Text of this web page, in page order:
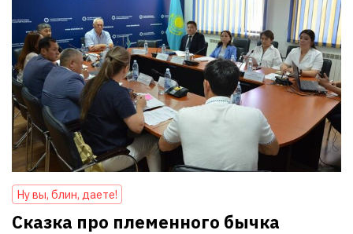
Ну вы, блин, даете!
Сказка про племенного бычка